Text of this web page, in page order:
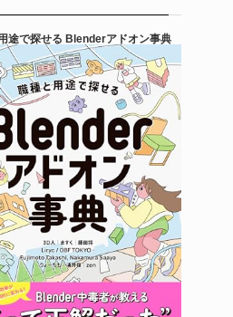
ク パーツを組み合
ェクト教本「Unityエフェク
作れる」が2026年7月13日
途で探せる Blenderアドオン事典